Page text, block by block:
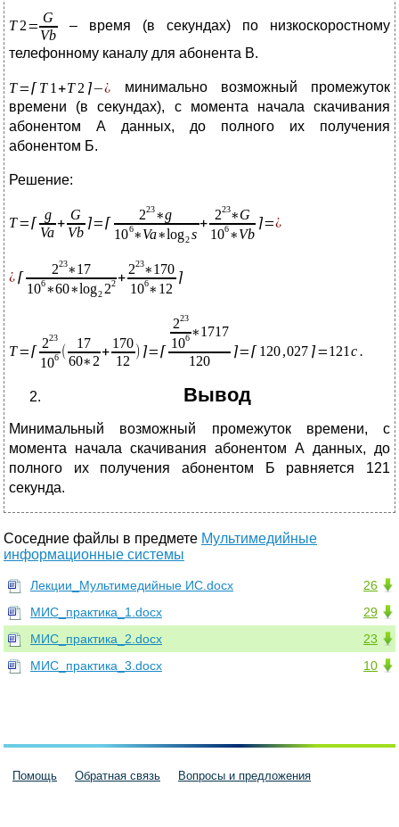
– время (в секундах) по низкоскоростному
телефонному каналу для абонента B.
минимально возможный промежуток
времени (в секундах), с момента начала скачивания
абонентом А данных, до полного их получения
абонентом Б.
Решение:
Вывод
Минимальный возможный промежуток времени, с
момента начала скачивания абонентом А данных, до
полного их получения абонентом Б равняется 121
секунда.
Соседние файлы в предмете Мультимедийные
информационные системы
26
Лекции_Мультимедийные ИС.docx
29
МИС_практика_1.docx
23
МИС_практика_2.docx
10
МИС_практика_3.docx
Помощь Обратная связь Вопросы и предложения